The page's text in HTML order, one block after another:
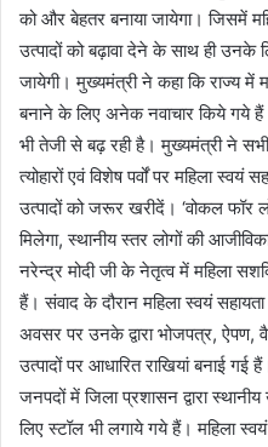
को और बेहतर बनाया जायेगा। जिसमें
उत्पादों को बढ़ावा देने के साथ ही उनके
जायेगी। मुख्यमंत्री ने कहा कि राज्य में
बनाने के लिए अनेक नवाचार किये गये हैं।
भी तेजी से बढ़ रही है। मुख्यमंत्री ने
त्योहारों एवं विशेष पर्वों पर महिला स्वयं
उत्पादों को जरूर खरीदें। ‘वोकल फॉर
मिलेगा, स्थानीय स्तर लोगों की
नरेन्द्र मोदी जी के नेतृत्व में महिला
हैं। संवाद के दौरान महिला स्वयं
अवसर पर उनके द्वारा भोजपत्र, ऐपण,
उत्पादों पर आधारित राखियां बनाई
जनपदों में जिला प्रशासन द्वारा
लिए स्टॉल भी लगाये गये हैं। महिला